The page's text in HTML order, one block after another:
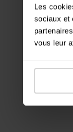
Les
sociaux et
vous leur